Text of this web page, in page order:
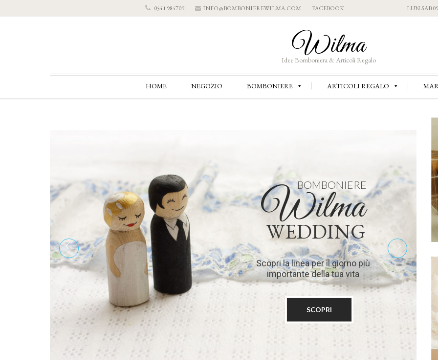
0541 984709 INFO@BOMBONIEREWILMA.COM FACEBOOK LUN-SAB
Wilma
Idee Bomboniera & Articoli Regalo
Skip
to
content
HOME NEGOZIO BOMBONIERE ARTICOLI REGALO
BOMBONIERE
Wilma
WEDDING
Scopri la linea per il giorno più
importante della tua vita
SCOPRI